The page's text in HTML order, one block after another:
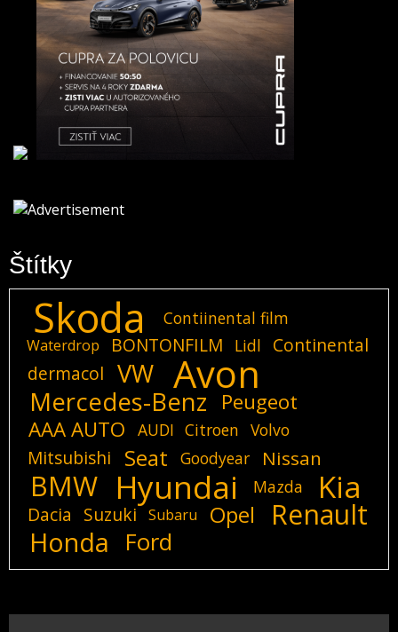
Štítky
Skoda Contiinental film
Waterdrop BONTONFILM Lidl
Continental
dermacol
VW Avon
Mercedes-Benz
Peugeot
AAA AUTO
AUDI Citroen Volvo
Mitsubishi Seat Goodyear Nissan
BMW Hyundai Mazda Kia
Dacia Suzuki Subaru Opel Renault
Honda Ford